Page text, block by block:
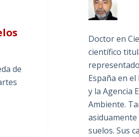
de
Doctor en
científico
España en
y la Agencia
Ambiente.
asiduamente
suelos. Sus